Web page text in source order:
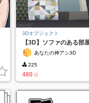
3Dオブジェクト
【3D】ソファのある部
Ver.1.0.1あなたの神アシ3D
225
480 G